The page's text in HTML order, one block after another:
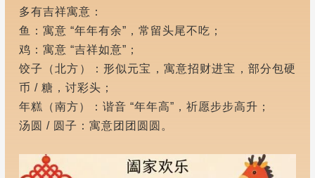
多有吉祥寓意：
鱼：寓意 “年年有余”，常留头尾不吃；
鸡：寓意 “吉祥如意”；
饺子（北方）：形似元宝，寓意招财进宝，部分包硬
币 / 糖，讨彩头；
年糕（南方）：谐音 “年年高”，祈愿步步高升；
汤圆 / 圆子：寓意团团圆圆。